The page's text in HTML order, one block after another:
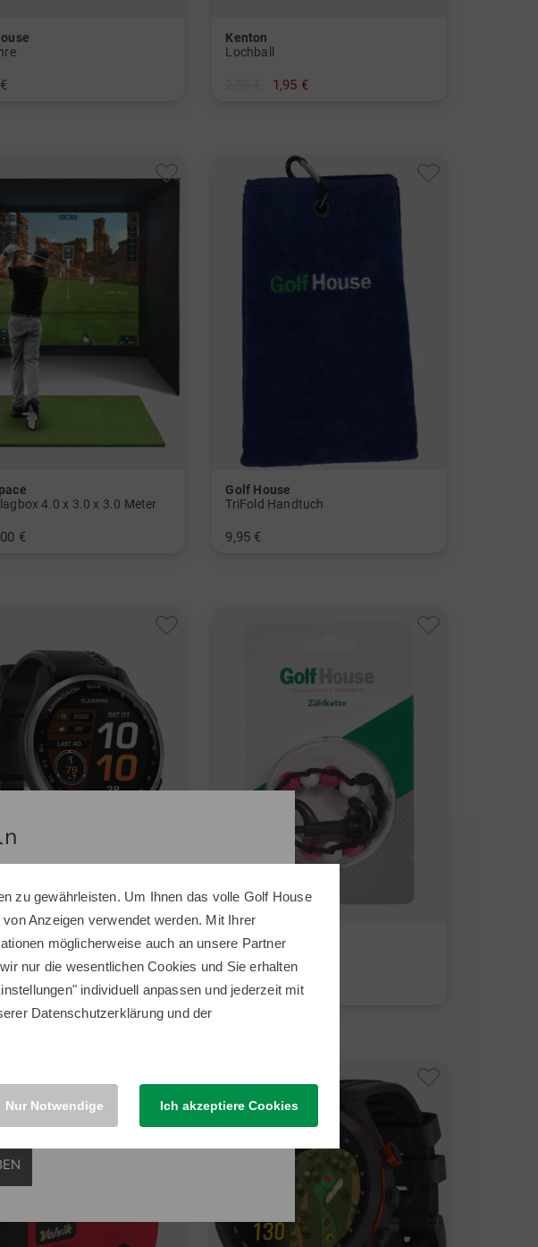
Kenton
Lochball
1,95 €
4.0 x 3.0 x 3.0 Meter
€
Golf House
TriFold Handtuch
9,95 €
€
Golf House
3,95 €
zu befinden.
wechseln?
zu gewährleisten. Um Ihnen das volle Golf House
Anzeigen verwendet werden. Mit Ihrer
möglicherweise auch an unsere Partner
nur die wesentlichen Cookies und Sie erhalten
individuell anpassen und jederzeit mit
Datenschutzerklärung und der
Nur Notwendige Ich akzeptiere Cookies